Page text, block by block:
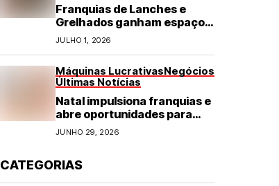
Franquias de Lanches e
Grelhados ganham espaço
com demanda por refeições
rápidas e de qualidade
JULHO 1, 2026
Máquinas LucrativasNegócios
Últimas Notícias
Natal impulsiona franquias e
abre oportunidades para
diversos segmentos do
JUNHO 29, 2026
CATEGORIAS